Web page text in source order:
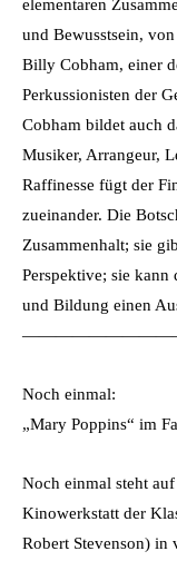
elementaren
und Bewusstsein,
Billy Cobham, einer
Perkussionisten der
Cobham bildet auch
Musiker, Arrangeur,
Raffinesse fügt der
zueinander. Die
Zusammenhalt; sie
Perspektive; sie
und Bildung einen
Noch einmal:
„Mary Poppins“ im
Noch einmal steht
Kinowerkstatt der
Robert Stevenson) in